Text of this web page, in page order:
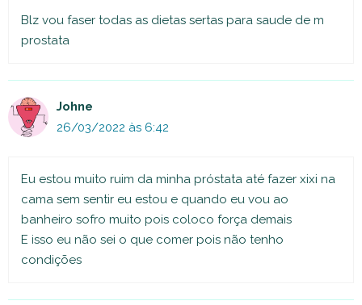
Blz vou faser todas as dietas sertas para saude de m
prostata
Johne
26/03/2022 às 6:42
Eu estou muito ruim da minha próstata até fazer xixi na
cama sem sentir eu estou e quando eu vou ao
banheiro sofro muito pois coloco força demais
E isso eu não sei o que comer pois não tenho
condições